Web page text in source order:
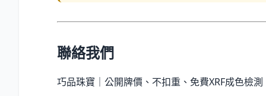
聯絡我們
巧品珠寶｜公開牌價、不扣重、免費XRF成色檢測